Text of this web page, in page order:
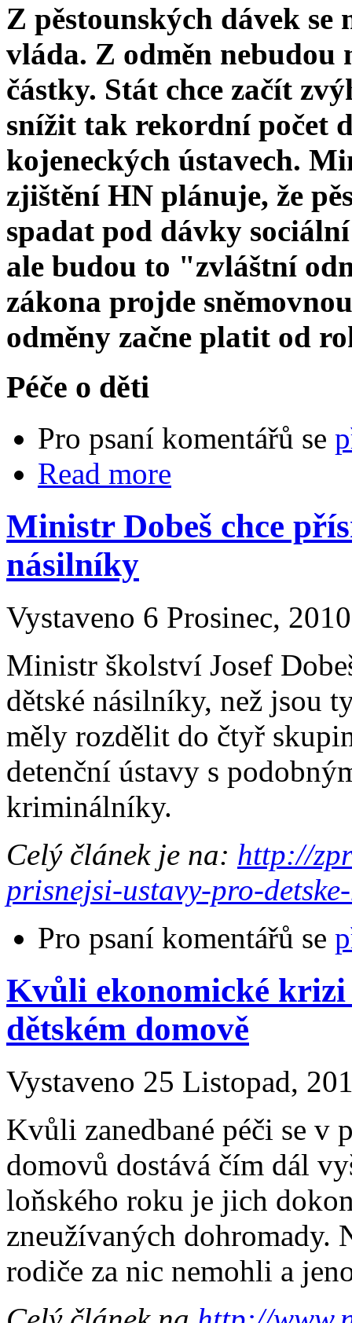
Z pěstounských dávek
vláda. Z odměn
částky. Stát chce začít
snížit tak rekordní počet
kojeneckých ústavech.
zjištění HN plánuje, že
spadat pod dávky
ale budou to "zvláštní
zákona projde
odměny začne platit od
Péče o děti
Pro psaní komentářů se
Read more
Ministr Dobeš chce
násilníky
Vystaveno 6 Prosinec,
Ministr školství Josef
dětské násilníky, než jsou
měly rozdělit do čtyř
detenční ústavy s
kriminálníky.
Celý článek je na: http://
prisnejsi-ustavy-pro-
Pro psaní komentářů se
Kvůli ekonomické krizi
dětském domově
Vystaveno 25 Listopad,
Kvůli zanedbané péči se v
domovů dostává čím dál
loňského roku je jich
zneužívaných dohromady.
rodiče za nic nemohli a